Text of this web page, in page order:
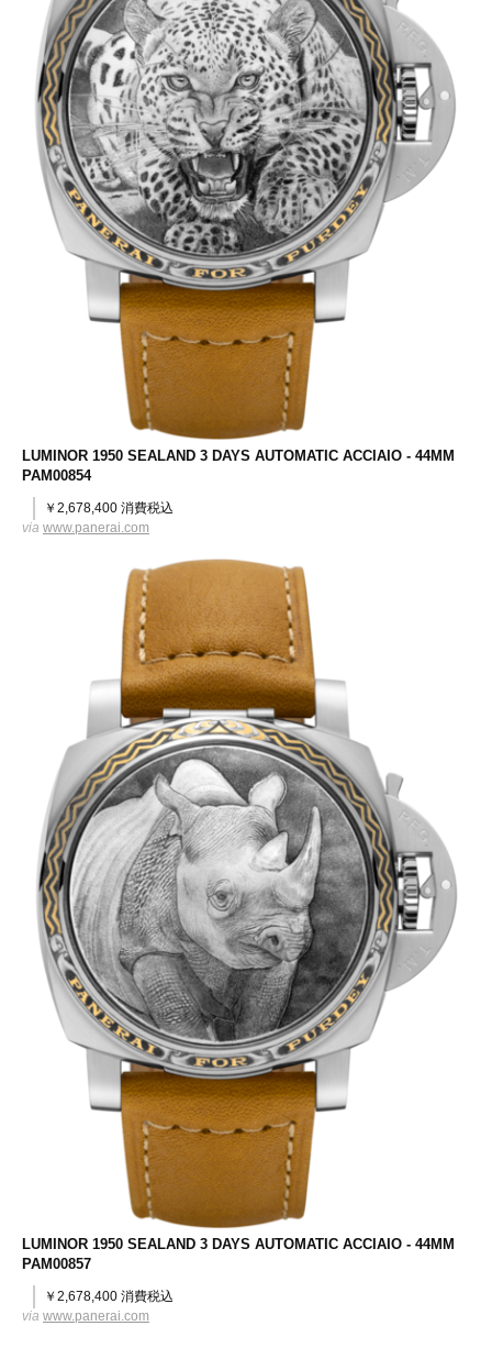
LUMINOR 1950 SEALAND 3 DAYS AUTOMATIC ACCIAIO - 44MM
PAM00854
￥2,678,400 消費税込
via www.panerai.com
LUMINOR 1950 SEALAND 3 DAYS AUTOMATIC ACCIAIO - 44MM
PAM00857
￥2,678,400 消費税込
via www.panerai.com